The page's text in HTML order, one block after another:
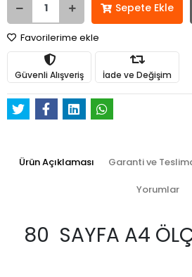
Sepete Ekle
Favorilerime ekle
Güvenli Alışveriş İade ve Değişim
Ürün Açıklaması Garanti ve
Yorumlar
80 SAYFA A4